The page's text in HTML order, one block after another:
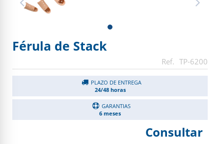
Férula de Stack
TP-6200
PLAZO DE ENTREGA
24/48 horas
GARANTIAS
6 meses
Consultar